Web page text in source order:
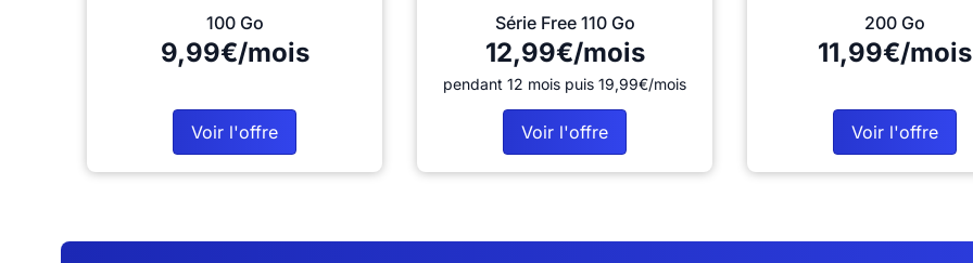
100 Go
9,99€/mois
Voir l'offre
Série Free 110 Go
12,99€/mois
pendant 12 mois puis 19,99€/mois
Voir l'offre
200 Go
11,99€/mois
Voir l'offre